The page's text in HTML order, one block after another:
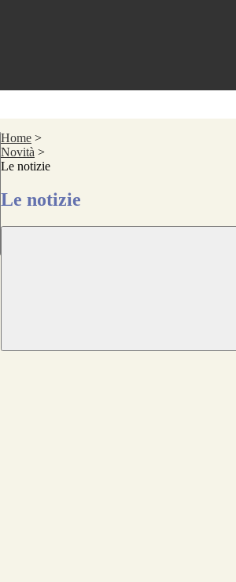
Home >
Novità >
Le notizie
Le notizie